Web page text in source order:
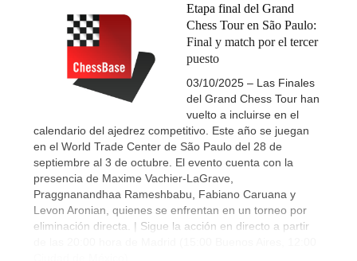
Etapa final del Grand
Chess Tour en São Paulo:
Final y match por el tercer
puesto
03/10/2025 – Las Finales
del Grand Chess Tour han
vuelto a incluirse en el
calendario del ajedrez competitivo. Este año se juegan
en el World Trade Center de São Paulo del 28 de
septiembre al 3 de octubre. El evento cuenta con la
presencia de Maxime Vachier-LaGrave,
Praggnanandhaa Rameshbabu, Fabiano Caruana y
Levon Aronian, quienes se enfrentan en un torneo por
eliminación directa. | Sigue la acción en directo a partir